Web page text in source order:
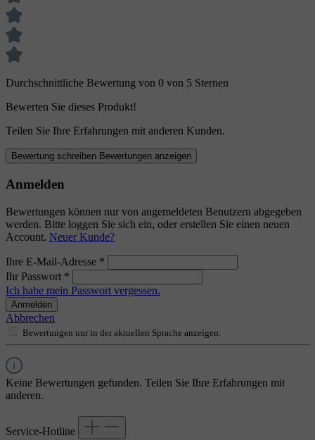
Durchschnittliche Bewertung von 0 von 5 Sternen
Bewerten Sie dieses Produkt!
Teilen Sie Ihre Erfahrungen mit anderen Kunden.
Bewertung schreiben Bewertungen anzeigen
Anmelden
Bewertungen können nur von angemeldeten Benutzern abgegeben
werden. Bitte loggen Sie sich ein, oder erstellen Sie einen neuen
Account. Neuer Kunde?
Ihre E-Mail-Adresse *
Ihr Passwort *
Ich habe mein Passwort vergessen.
Anmelden
Abbrechen
Bewertungen nur in der aktuellen Sprache anzeigen.
Keine Bewertungen gefunden. Teilen Sie Ihre Erfahrungen mit
anderen.
Service-Hotline